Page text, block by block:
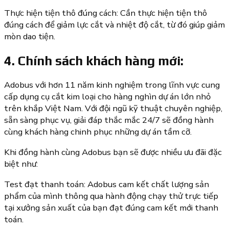
Thực hiện tiện thô đúng cách: Cần thực hiện tiện thô
đúng cách để giảm lực cắt và nhiệt độ cắt, từ đó giúp giảm
mòn dao tiện.
4. Chính sách khách hàng mới:
Adobus với hơn 11 năm kinh nghiệm trong lĩnh vực cung
cấp dụng cụ cắt kim loại cho hàng nghìn dự án lớn nhỏ
trên khắp Việt Nam. Với đội ngũ kỹ thuật chuyên nghiệp,
sẵn sàng phục vụ, giải đáp thắc mắc 24/7 sẽ đồng hành
cùng khách hàng chinh phục những dự án tầm cỡ.
Khi đồng hành cùng Adobus bạn sẽ được nhiều ưu đãi đặc
biệt như:
Test đạt thanh toán: Adobus cam kết chất lượng sản
phẩm của mình thông qua hành động chạy thử trực tiếp
tại xưởng sản xuất của bạn đạt đúng cam kết mới thanh
toán.